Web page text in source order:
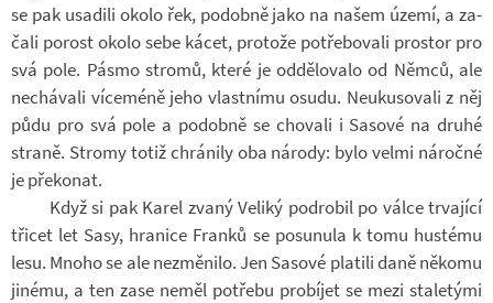
se pak usa­dili okolo řek, po­dobně jako na našem území, a za­
čali po­rost okolo sebe kácet, pro­tože po­tře­bo­vali pro­stor pro
svá pole. Pásmo stromů, které je od­dě­lo­valo od Němců, ale
ne­chá­vali ví­ce­méně jeho vlast­nímu osudu. Ne­u­ku­so­vali z něj
půdu pro svá pole a po­dobně se cho­vali i Sa­sové na druhé
straně. Stromy totiž chrá­nily oba ná­rody: bylo velmi ná­ročné
je pře­ko­nat.
Když si pak Karel zvaný Ve­liký podro­bil po válce tr­va­jící
tři­cet let Sasy, hra­nice Franků se po­su­nula k tomu hus­tému
lesu. Mnoho se ale ne­změ­nilo. Jen Sa­sové pla­tili daně ně­komu
ji­nému, a ten zase neměl po­třebu pro­bí­jet se mezi sta­le­tými